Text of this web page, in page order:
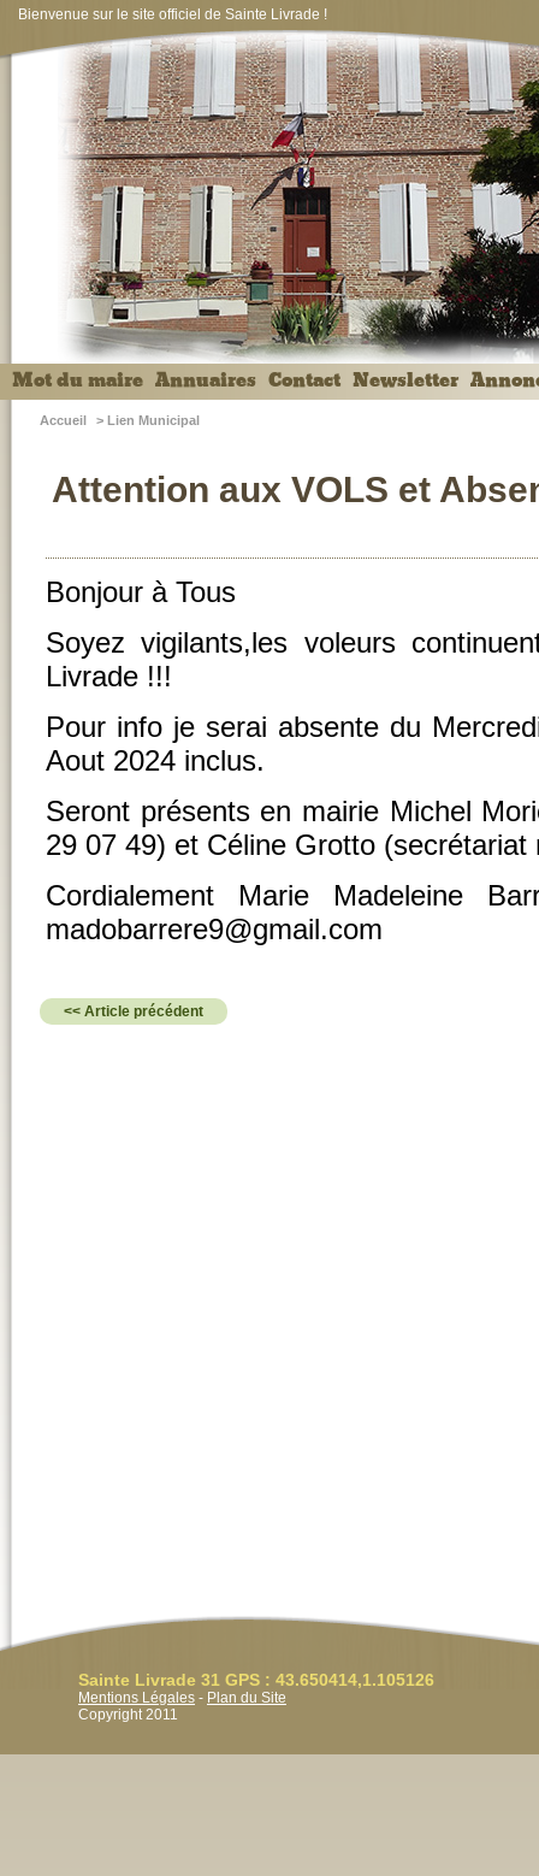
Bienvenue sur le site officiel de Sainte Livrade !
Mot du maire Annuaires Contact Newsletter
Accueil > Lien Municipal
Attention aux VOLS et
Bonjour à Tous
Soyez vigilants,les voleurs
Livrade !!!
Pour info je serai absente du
Aout 2024 inclus.
Seront présents en mairie Michel
29 07 49) et Céline Grotto
Cordialement Marie Madeleine
madobarrere9@gmail.com
<< Article précédent
Sainte Livrade 31 GPS : 43.650414,1.105126
Mentions Légales - Plan du Site
Copyright 2011